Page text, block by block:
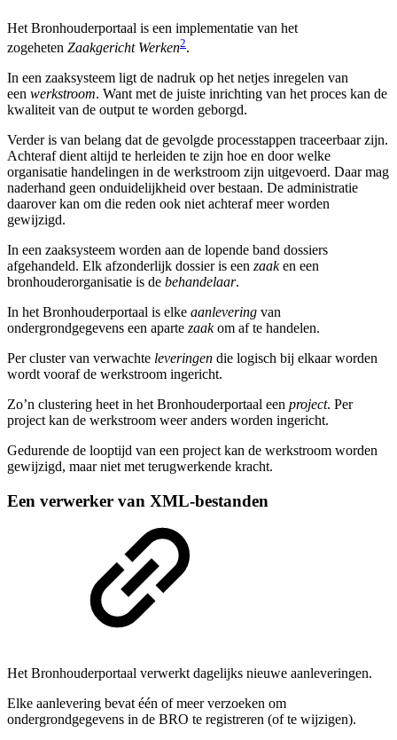
Het Bronhouderportaal is een implementatie van het
zogeheten Zaakgericht Werken2.
In een zaaksysteem ligt de nadruk op het netjes inregelen van
een werkstroom. Want met de juiste inrichting van het proces kan de
kwaliteit van de output te worden geborgd.
Verder is van belang dat de gevolgde processtappen traceerbaar zijn.
Achteraf dient altijd te herleiden te zijn hoe en door welke
organisatie handelingen in de werkstroom zijn uitgevoerd. Daar mag
naderhand geen onduidelijkheid over bestaan. De administratie
daarover kan om die reden ook niet achteraf meer worden
gewijzigd.
In een zaaksysteem worden aan de lopende band dossiers
afgehandeld. Elk afzonderlijk dossier is een zaaken een
bronhouderorganisatie is de behandelaar.
In het Bronhouderportaal is elke aanlevering van
ondergrondgegevens een aparte zaakom af te handelen.
Per cluster van verwachte leveringen die logisch bij elkaar worden
wordt vooraf de werkstroom ingericht.
Zo’n clustering heet in het Bronhouderportaal een project. Per
project kan de werkstroom weer anders worden ingericht.
Gedurende de looptijd van een project kan de werkstroom worden
gewijzigd, maar niet met terugwerkende kracht.
Een verwerker van XML-bestanden
Het Bronhouderportaal verwerkt dagelijks nieuwe aanleveringen.
Elke aanlevering bevat één of meer verzoeken om
ondergrondgegevens in de BRO te registreren (of te wijzigen).